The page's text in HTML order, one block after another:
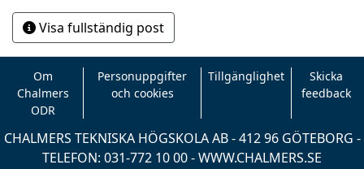
Visa fullständig post
Om
Chalmers
ODR
Personuppgifter
och cookies
Tillgänglighet
Skicka
feedback
CHALMERS TEKNISKA HÖGSKOLA AB - 412 96 GÖTEBORG -
TELEFON: 031-772 10 00 -WWW.CHALMERS.SE